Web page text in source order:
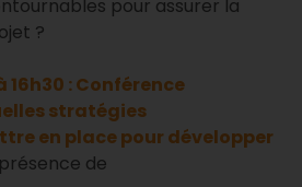
pour assurer la
?
: Conférence
stratégies
en place pour développer
de